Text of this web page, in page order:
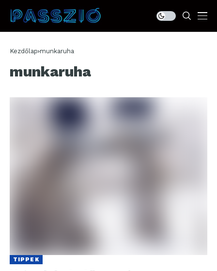
Kezdőlap munkaruha
munkaruha
TIPPEK